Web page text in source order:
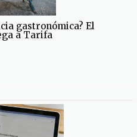
gastronómica? El
a Tarifa